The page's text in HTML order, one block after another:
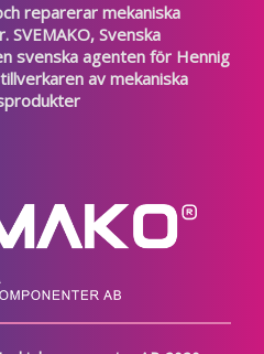
reparerar mekaniska
Svenska
svenska agenten för Hennig
av mekaniska